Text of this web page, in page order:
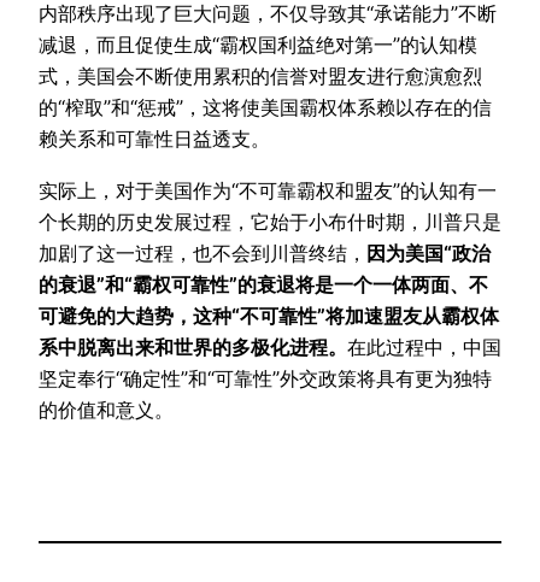
内部秩序出现了巨大问题，不仅导致其“承诺能力”不断
减退，而且促使生成“霸权国利益绝对第一”的认知模
式，美国会不断使用累积的信誉对盟友进行愈演愈烈
的“榨取”和“惩戒”，这将使美国霸权体系赖以存在的信
赖关系和可靠性日益透支。
实际上，对于美国作为“不可靠霸权和盟友”的认知有一
个长期的历史发展过程，它始于小布什时期，川普只是
加剧了这一过程，也不会到川普终结， 因为美国“政治
的衰退”和“霸权可靠性”的衰退将是一个一体两面、不
可避免的大趋势，这种“不可靠性”将加速盟友从霸权体
系中脱离出来和世界的多极化进程。 在此过程中，中国
坚定奉行“确定性”和“可靠性”外交政策将具有更为独特
的价值和意义。